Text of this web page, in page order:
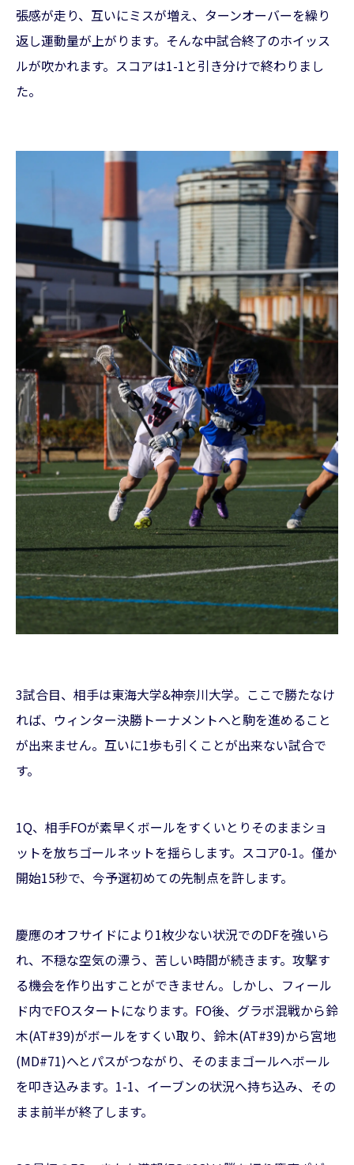
張感が走り、互いにミスが増え、ターンオーバーを繰り
返し運動量が上がります。そんな中試合終了のホイッス
ルが吹かれます。スコアは1-1と引き分けで終わりまし
た。
3試合目、相手は東海大学&神奈川大学。ここで勝たなけ
れば、ウィンター決勝トーナメントへと駒を進めること
が出来ません。互いに1歩も引くことが出来ない試合で
す。
1Q、相手FOが素早くボールをすくいとりそのままショ
ットを放ちゴールネットを揺らします。スコア0-1。僅か
開始15秒で、今予選初めての先制点を許します。
慶應のオフサイドにより1枚少ない状況でのDFを強いら
れ、不穏な空気の漂う、苦しい時間が続きます。攻撃す
る機会を作り出すことができません。しかし、フィール
ド内でFOスタートになります。FO後、グラボ混戦から鈴
木(AT#39)がボールをすくい取り、鈴木(AT#39)から宮地
(MD#71)へとパスがつながり、そのままゴールへボール
を叩き込みます。1-1、イーブンの状況へ持ち込み、その
まま前半が終了します。